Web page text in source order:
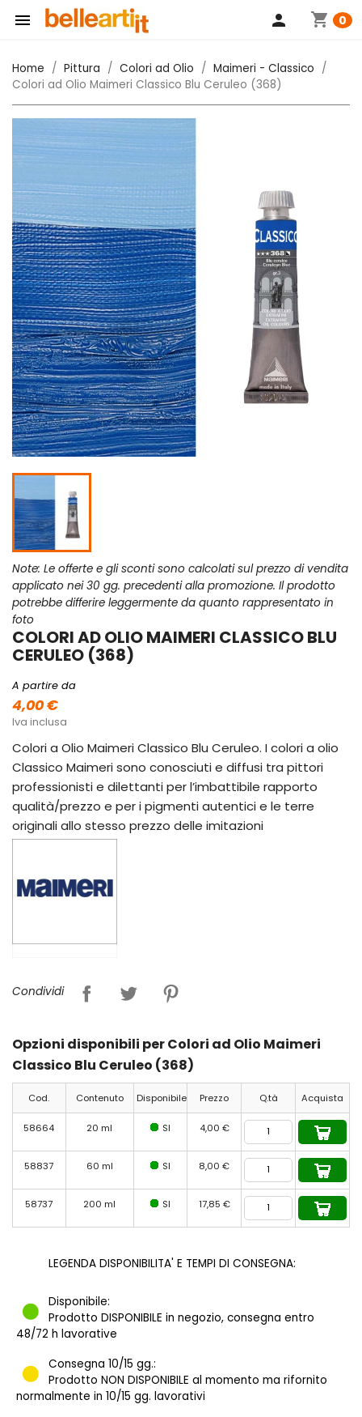
 shopping_cart 0
person
Home Pittura Colori ad Olio
Maimeri - Classico
Colori ad Olio Maimeri Classico Blu Ceruleo (368)
Note: Le offerte e gli sconti sono calcolati sul prezzo di vendita
applicato nei 30 gg. precedenti alla promozione. Il prodotto
potrebbe differire leggermente da quanto rappresentato in
foto
COLORI AD OLIO MAIMERI CLASSICO BLU
CERULEO (368)
A partire da
4,00 €
Iva inclusa
Colori a Olio Maimeri Classico Blu Ceruleo. I colori a olio
Classico Maimeri sono conosciuti e diffusi tra pittori
professionisti e dilettanti per l’imbattibile rapporto
qualità/prezzo e per i pigmenti autentici e le terre
originali allo stesso prezzo delle imitazioni
Condividi
Opzioni disponibili per Colori ad Olio Maimeri
Classico Blu Ceruleo (368)
Cod. Contenuto Disponibile Prezzo Q.tà Acquista
58664 20 ml SI 4,00 €
58837 60 ml SI 8,00 €
58737 200 ml SI 17,85 €
LEGENDA DISPONIBILITA' E TEMPI DI CONSEGNA:
Disponibile:
Prodotto DISPONIBILE in negozio, consegna entro
48/72 h lavorative
Consegna 10/15 gg.:
Prodotto NON DISPONIBILE al momento ma rifornito
normalmente in 10/15 gg. lavorativi